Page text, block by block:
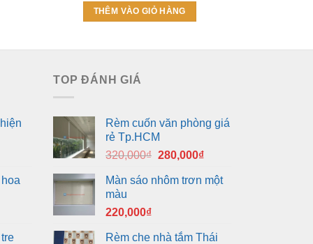
là:
460,000₫.
tại
là:
THÊM VÀO GIỎ HÀNG
TOP ĐÁNH GIÁ
Rèm cuốn văn phòng giá
rẻ Tp.HCM
320,000₫ Giá
là:
280,000₫Giá
tại
Màn sáo nhôm trơn một
màu
220,000₫
Rèm che nhà tắm Thái